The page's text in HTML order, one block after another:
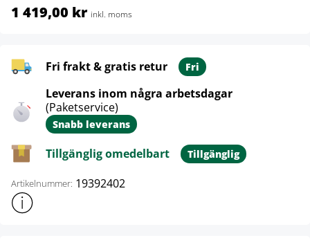
1 419,00 kr inkl. moms
Fri frakt & gratis retur Fri
Leverans inom några arbetsdagar
(Paketservice)
Snabb leverans
Tillgänglig omedelbart Tillgänglig
Artikelnummer: 19392402
Visa mer produktinformation